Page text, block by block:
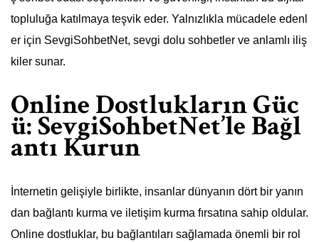
topluluğa katılmaya teşvik eder. Yalnızlıkla mücadele edenl
er için SevgiSohbetNet, sevgi dolu sohbetler ve anlamlı iliş
kiler sunar.
Online Dostlukların Güc
ü: SevgiSohbetNet’le Bağl
antı Kurun
İnternetin gelişiyle birlikte, insanlar dünyanın dört bir yanın
dan bağlantı kurma ve iletişim kurma fırsatına sahip oldular.
Online dostluklar, bu bağlantıları sağlamada önemli bir rol